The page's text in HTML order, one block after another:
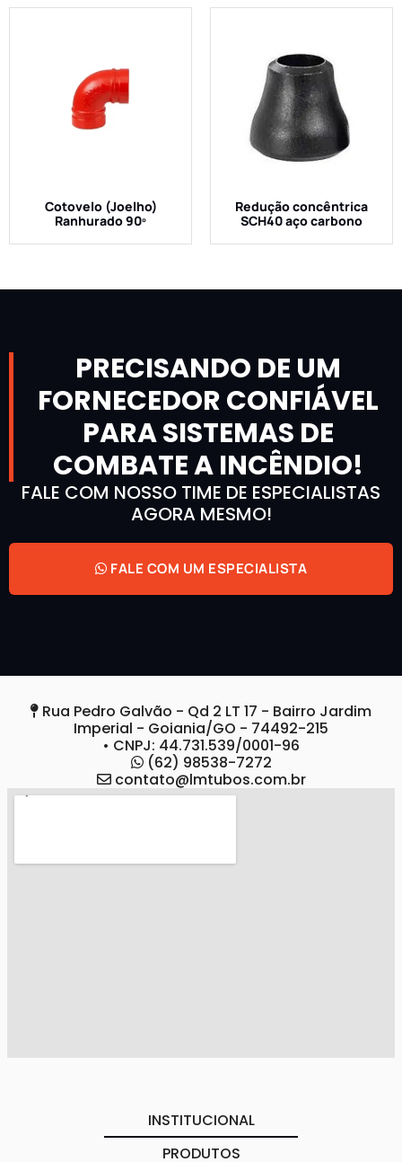
Cotovelo (Joelho)
Ranhurado 90º
Redução concêntrica
SCH40 aço carbono
PRECISANDO DE UM
FORNECEDOR CONFIÁVEL
PARA SISTEMAS DE
COMBATE A INCÊNDIO!
FALE COM NOSSO TIME DE ESPECIALISTAS
AGORA MESMO!
FALE COM UM ESPECIALISTA
Rua Pedro Galvão - Qd 2 LT 17 - Bairro Jardim
Imperial - Goiania/GO - 74492-215
• CNPJ: 44.731.539/0001-96
(62) 98538-7272
contato@lmtubos.com.br
INSTITUCIONAL
PRODUTOS